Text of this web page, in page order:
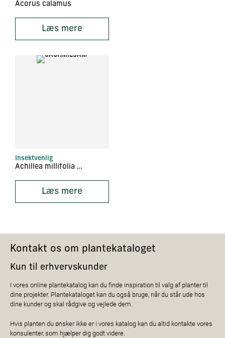
Acorus calamus
Læs mere
Insektvenlig
Achillea millifolia ‘Sammetriese’
Læs mere
Kontakt os om plantekataloget
Kun til erhvervskunder
I vores online plantekatalog kan du finde inspiration til valg af planter til
dine projekter. Plantekataloget kan du også bruge, når du står ude hos
dine kunder og skal rådgive og vejlede dem.
Hvis planten du ønsker ikke er i vores katalog kan du altid kontakte vores
konsulenter, som hjælper dig godt videre.